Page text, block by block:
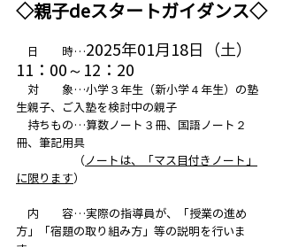
◇親子deスタートガイダンス◇
日　　時…2025年01月18日（土）
11：00～12：20
対　　象…小学３年生（新小学４年生）の塾
生親子、ご入塾を検討中の親子
持ちもの…算数ノート３冊、国語ノート２
冊、筆記用具
（ ノートは、「マス目付きノート」
に限ります）
内　　容…実際の指導員が、「授業の進め
方」「宿題の取り組み方」等の説明を行いま